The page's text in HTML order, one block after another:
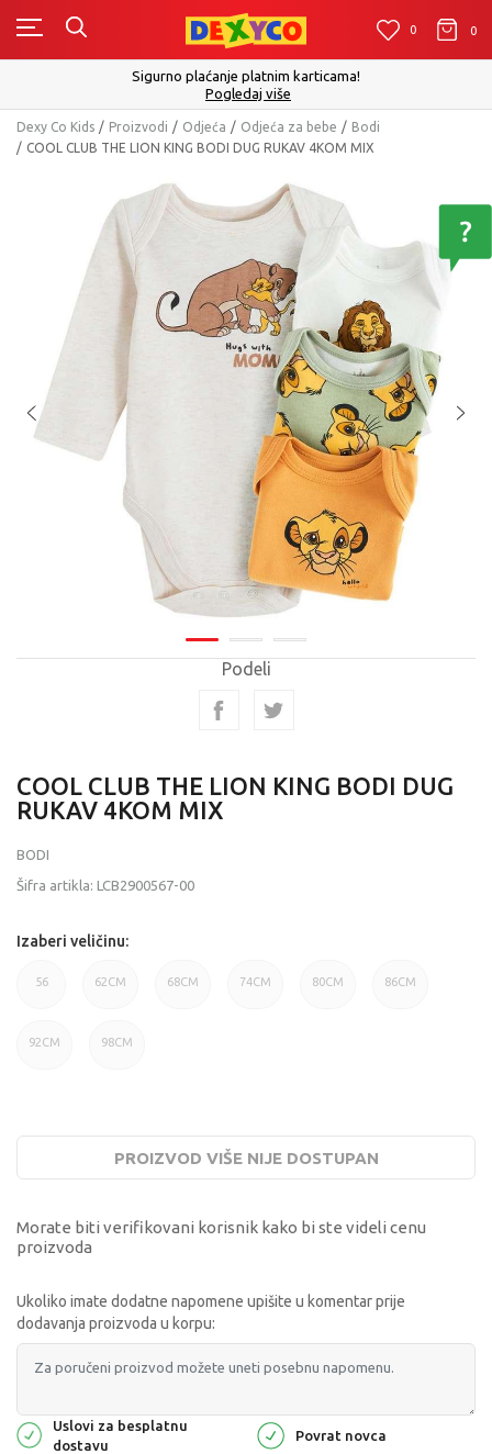
0 0
Sigurno plaćanje platnim karticama!
Pogledaj više
Dexy Co Kids Proizvodi Odjeća Odjeća za bebe
Bodi
COOL CLUB THE LION KING BODI DUG RUKAV 4KOM MIX
Podeli
COOL CLUB THE LION KING BODI DUG
RUKAV 4KOM MIX
BODI
Šifra artikla: LCB2900567-00
Izaberi veličinu:
56 62CM 68CM 74CM 80CM 86CM
92CM 98CM
PROIZVOD VIŠE NIJE DOSTUPAN
Morate biti verifikovani korisnik kako bi ste videli cenu
proizvoda
Ukoliko imate dodatne napomene upišite u komentar prije
dodavanja proizvoda u korpu:
Uslovi za besplatnu
dostavu
Povrat novca